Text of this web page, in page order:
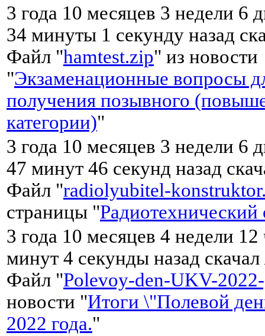
3 года 10 месяцев 3 недели 6
34 минуты 1 секунду назад
Файл "hamtest.zip" из новости
"Экзаменационные вопросы
получения позывного
категории)"
3 года 10 месяцев 3 недели 6
47 минут 46 секунд назад
Файл "radiolyubitel-
страницы "Радиотехнический
3 года 10 месяцев 4 недели 12
минут 4 секунды назад скачал
Файл "Polevoy-den-UKV-
новости "Итоги \"Полевой
2022 года."